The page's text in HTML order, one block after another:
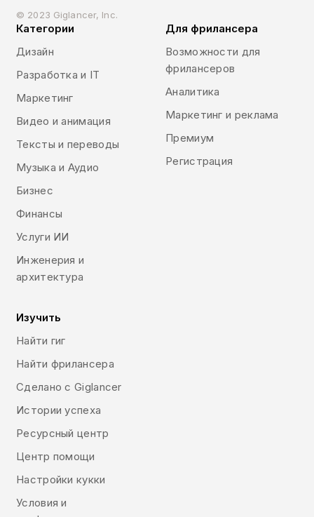
© 2023 Giglancer, Inc.
Категории
Дизайн
Разработка и IT
Маркетинг
Видео и анимация
Тексты и переводы
Музыка и Аудио
Бизнес
Финансы
Услуги ИИ
Инженерия и
архитектура
Для фрилансера
Возможности для
фрилансеров
Аналитика
Маркетинг и реклама
Премиум
Регистрация
Изучить
Найти гиг
Найти фрилансера
Сделано с Giglancer
Истории успеха
Ресурсный центр
Центр помощи
Настройки кукки
Условия и